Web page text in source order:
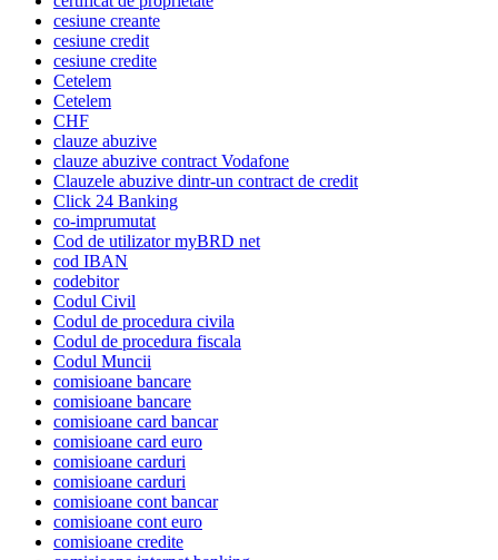
cesiune creante
cesiune credit
cesiune credite
Cetelem
Cetelem
CHF
clauze abuzive
clauze abuzive contract Vodafone
Clauzele abuzive dintr-un contract de credit
Click 24 Banking
co-imprumutat
Cod de utilizator myBRD net
cod IBAN
codebitor
Codul Civil
Codul de procedura civila
Codul de procedura fiscala
Codul Muncii
comisioane bancare
comisioane bancare
comisioane card bancar
comisioane card euro
comisioane carduri
comisioane carduri
comisioane cont bancar
comisioane cont euro
comisioane credite